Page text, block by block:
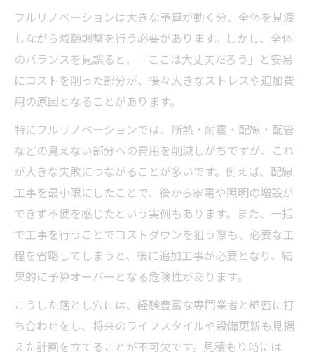
フルリノベーションは大きな予算が動く分、全体を見渡
しながら減額調整を行う必要があります。しかし、全体
のバランスを見誤ると、「ここは大丈夫だろう」と安易
にコストを削った部分が、後々大きなストレスや追加費
用の原因となることがあります。
特にフルリノベーションでは、断熱・耐震・配線・配管
などの見えない部分への費用を削減しがちですが、これ
が大きな失敗につながることが多いです。例えば、配線
工事を最小限にしたことで、後から家電や照明の増設が
できず不便を感じたという実例もあります。また、一括
で工事を行うことでコストダウンを狙う際も、必要な工
程を省略してしまうと、後に追加工事が必要となり、結
果的に予算オーバーとなる危険性があります。
こうした落とし穴には、経験豊富な専門業者と綿密に打
ち合わせをし、将来のライフスタイルや設備更新も見据
えた計画を立てることが不可欠です。見積もり時には